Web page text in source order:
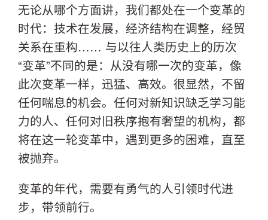
无论从哪个方面讲，我们都处在一个变革的
时代：技术在发展，经济结构在调整，经贸
关系在重构…… 与以往人类历史上的历次
“变革”不同的是：从没有哪一次的变革，像
此次变革一样，迅猛、高效。很显然，不留
任何喘息的机会。任何对新知识缺乏学习能
力的人、任何对旧秩序抱有奢望的机构，都
将在这一轮变革中，遇到更多的困难，直至
被抛弃。
变革的年代，需要有勇气的人引领时代进
步，带领前行。